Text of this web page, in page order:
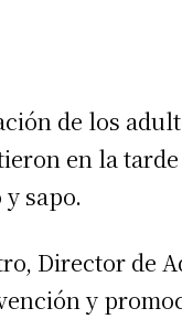
de los
en la
sapo.
Director de
y